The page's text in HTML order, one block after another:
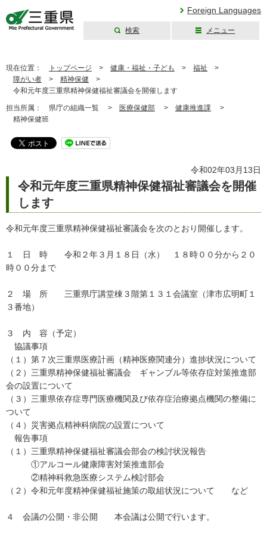
Foreign Languages
検索 メニュー
現在位置： トップページ > 健康・福祉・子ども > 福祉 >
障がい者 > 精神保健 >
令和元年度三重県精神保健福祉審議会を開催します
担当所属： 県庁の組織一覧 > 医療保健部 > 健康推進課 >
精神保健班
令和02年03月13日
令和元年度三重県精神保健福祉審議会を開催
します
令和元年度三重県精神保健福祉審議会を次のとおり開催します。
１ 日 時 令和２年３月１８日（水） １８時００分から２０
時００分まで
２ 場 所 三重県庁講堂棟３階第１３１会議室（津市広明町１
３番地）
３ 内 容（予定）
協議事項
（１）第７次三重県医療計画（精神医療関連分）進捗状況について
（２）三重県精神保健福祉審議会 ギャンブル等依存症対策推進部
会の設置について
（３）三重県依存症専門医療機関及び依存症治療拠点機関の整備に
ついて
（４）災害拠点精神科病院の設置について
報告事項
（１）三重県精神保健福祉審議会部会の検討状況報告
①アルコール健康障害対策推進部会
②精神科救急医療システム検討部会
（２）令和元年度精神保健福祉施策の取組状況について など
４ 会議の公開・非公開 本会議は公開で行います。